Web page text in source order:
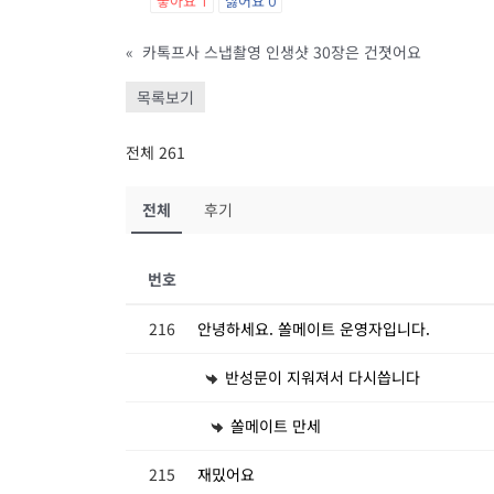
« 카톡프사 스냅촬영 인생샷 30장은 건졋어요
목록보기
전체 261
전체 후기
번호
216 안녕하세요. 쏠메이트 운영자입니다.
반성문이 지워져서 다시씁니다
쏠메이트 만세
215 재밌어요